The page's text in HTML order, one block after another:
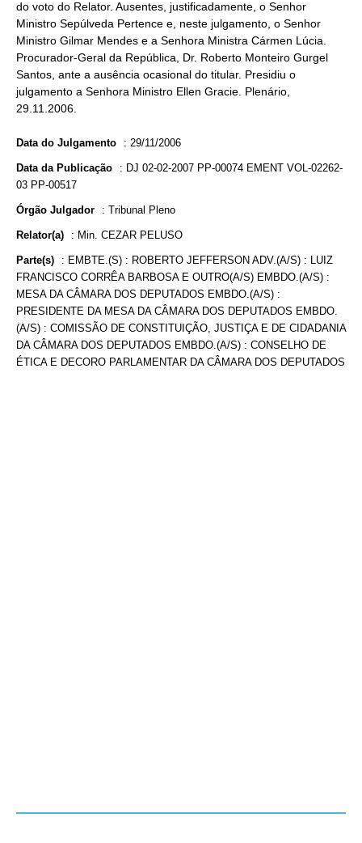
do voto do Relator. Ausentes, justificadamente, o Senhor
Ministro Sepúlveda Pertence e, neste julgamento, o Senhor
Ministro Gilmar Mendes e a Senhora Ministra Cármen Lúcia.
Procurador-Geral da República, Dr. Roberto Monteiro Gurgel
Santos, ante a ausência ocasional do titular. Presidiu o
julgamento a Senhora Ministro Ellen Gracie. Plenário,
29.11.2006.
Data do Julgamento : 29/11/2006
Data da Publicação : DJ 02-02-2007 PP-00074 EMENT VOL-02262-
03 PP-00517
Órgão Julgador : Tribunal Pleno
Relator(a) : Min. CEZAR PELUSO
Parte(s) : EMBTE.(S) : ROBERTO JEFFERSON ADV.(A/S) : LUIZ
FRANCISCO CORRÊA BARBOSA E OUTRO(A/S) EMBDO.(A/S) :
MESA DA CÂMARA DOS DEPUTADOS EMBDO.(A/S) :
PRESIDENTE DA MESA DA CÂMARA DOS DEPUTADOS EMBDO.
(A/S) : COMISSÃO DE CONSTITUIÇÃO, JUSTIÇA E DE CIDADANIA
DA CÂMARA DOS DEPUTADOS EMBDO.(A/S) : CONSELHO DE
ÉTICA E DECORO PARLAMENTAR DA CÂMARA DOS DEPUTADOS